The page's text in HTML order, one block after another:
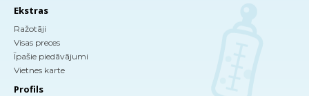
Ekstras
Ražotāji
Visas preces
Īpašie piedāvājumi
Vietnes karte
Profils